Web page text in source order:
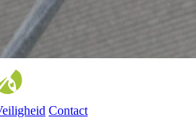
Contact